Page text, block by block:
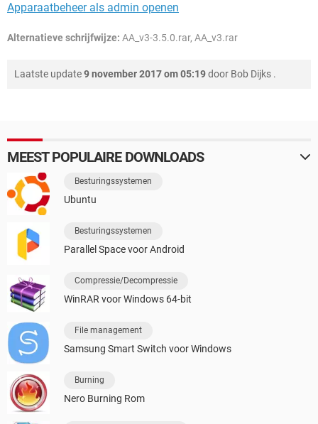
Apparaatbeheer als admin openen
Alternatieve schrijfwijze: AA_v3-3.5.0.rar, AA_v3.rar
Laatste update9 november 2017 om 05:19door Bob Dijks .
MEEST POPULAIRE DOWNLOADS
Besturingssystemen
Ubuntu
Besturingssystemen
Parallel Space voor Android
Compressie/Decompressie
WinRAR voor Windows 64-bit
File management
Samsung Smart Switch voor Windows
Burning
Nero Burning Rom